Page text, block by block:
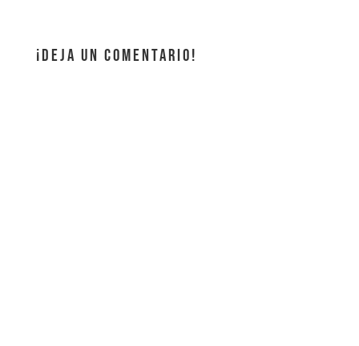
¡DEJA UN COMENTARIO!